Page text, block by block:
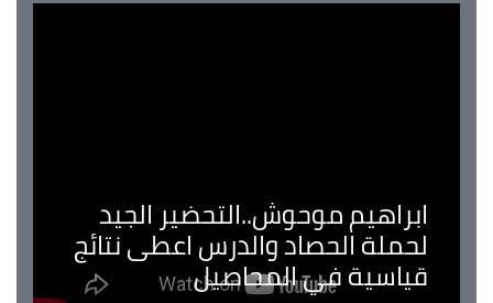
ابراهيم موحوش..التحضير الجيد
لحملة الحصاد والدرس اعطى نتائج
قياسية في المحاصيل